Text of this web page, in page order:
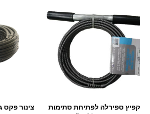
קפיץ ספירלה לפתיחת סתימות